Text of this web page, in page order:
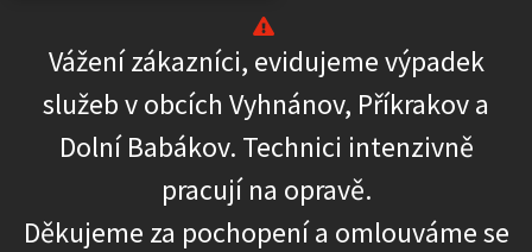
Vážení zákazníci, evidujeme výpadek
služeb v obcích Vyhnánov, Příkrakov a
Dolní Babákov. Technici intenzivně
pracují na opravě.
Děkujeme za pochopení a omlouváme se
Ověřit dostupnost
Internet
ČEZNET TV